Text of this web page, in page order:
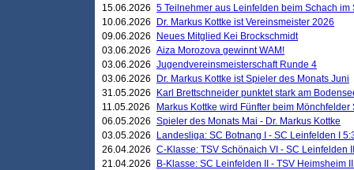
15.06.2026 5 Teilnehmer aus Leinfelden beim Schach
10.06.2026
Dr. Markus Kottke ist Vereinsmeister 2026
09.06.2026
Neues Mitglied Kei Brockschmidt
03.06.2026 Aiza Morozova gewinnt WAM!
03.06.2026 Jugendvereinsmeisterschaft Runde 4
03.06.2026
Dr. Markus Kottke ist Spieler des Monats Juni
31.05.2026
Karl Brettschneider punktet stark am
11.05.2026
Markus Kottke wird Fünfter beim
06.05.2026 Spieler des Monats Mai - Dr. Markus Kottke
03.05.2026
Landesliga: SC Botnang I - SC Leinfelden I
26.04.2026 C-Klasse: TSV Schönaich VI - SC Leinfelden
21.04.2026
B-Klasse: SC Leinfelden II - TSV Heimsheim